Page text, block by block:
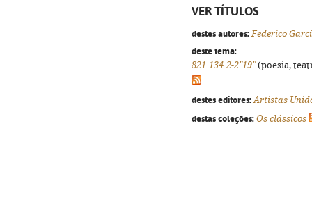
VER TÍTULOS
destes autores: Federico
deste tema:
821.134.2-2"19"(poesia,
destes editores: Artistas
destas coleções: Os clássicos